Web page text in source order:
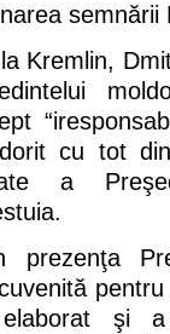
semnării
Kremlin,
cu tot
a
prezenţa
şi a